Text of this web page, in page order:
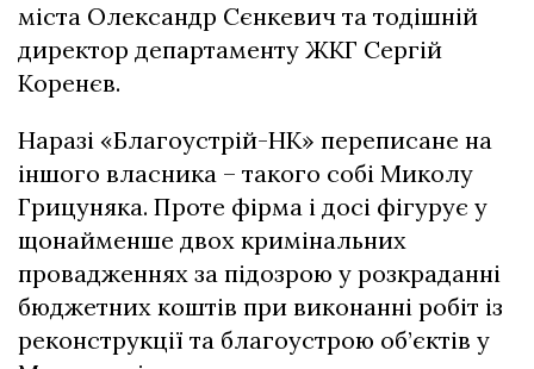
міста Олександр Сєнкевич та тодішній
директор департаменту ЖКГ Сергій
Коренєв.
Наразі «Благоустрій-НК» переписане на
іншого власника – такого собі Миколу
Грицуняка. Проте фірма і досі фігурує у
щонайменше двох кримінальних
провадженнях за підозрою у розкраданні
бюджетних коштів при виконанні робіт із
реконструкції та благоустрою об’єктів у